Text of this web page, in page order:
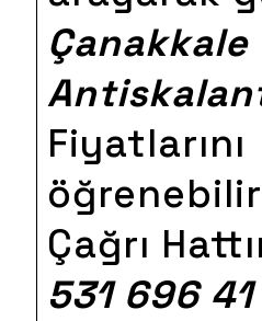
Çanakkale
Fiyatlarını
Çağrı
531 696